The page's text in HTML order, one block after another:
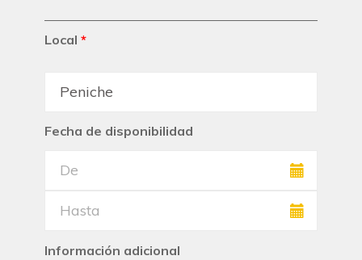
Local *
Fecha de disponibilidad
Información adicional